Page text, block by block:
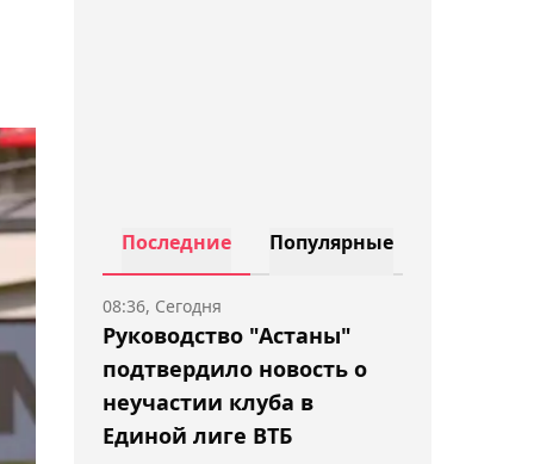
Последние Популярные
Руководство "Астаны"
подтвердило новость о
неучастии клуба в
Единой лиге ВТБ
08:36, Сегодня